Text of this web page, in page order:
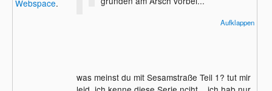
Webspace.
Aufklappen
was meinst du mit Sesamstraße Teil 1? tut mir